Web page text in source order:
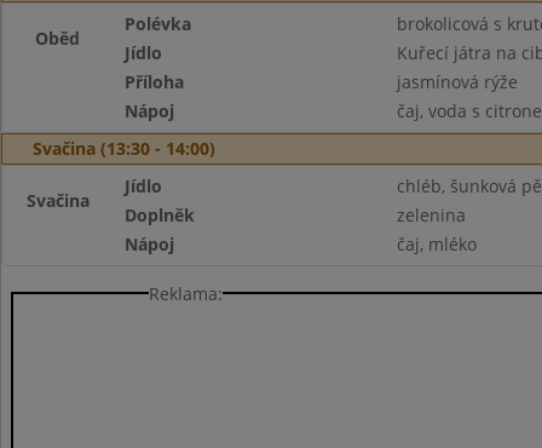
Oběd
Polévka
brokolicová s
Jídlo
Kuřecí játra na
Příloha
jasmínová rýže
Nápoj
čaj, voda s
Svačina (13:30 - 14:00)
Svačina
Jídlo
chléb, šunková
Doplněk
zelenina
Nápoj
čaj, mléko
Reklama: